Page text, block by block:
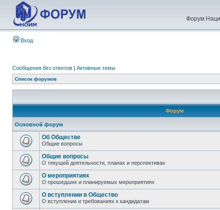
Форум
Вход
Сообщения без ответов | Активные темы
Список форумов
Форум
Основной форум
Об Обществе
Общие вопросы
Общие вопросы
О текущей деятельности, планах и перспективах
О мероприятиях
О прошедших и планируемых мероприятиях
О вступлении в Общество
О вступлении и требованиях к кандидатам